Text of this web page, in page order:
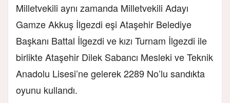
Milletvekili aynı zamanda Milletvekili Adayı
Gamze Akkuş İlgezdi eşi Ataşehir Belediye
Başkanı Battal İlgezdi ve kızı Turnam İlgezdi ile
birlikte Ataşehir Dilek Sabancı Mesleki ve Teknik
Anadolu Lisesi’ne gelerek 2289 No’lu sandıkta
oyunu kullandı.